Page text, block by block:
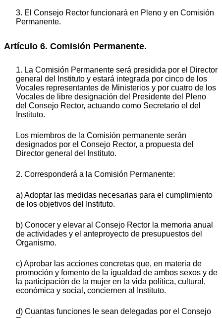
3. El Consejo Rector funcionará en Pleno y en Comisión
Permanente.
Artículo 6. Comisión Permanente.
1. La Comisión Permanente será presidida por el Director
general del Instituto y estará integrada por cinco de los
Vocales representantes de Ministerios y por cuatro de los
Vocales de libre designación del Presidente del Pleno
del Consejo Rector, actuando como Secretario el del
Instituto.
Los miembros de la Comisión permanente serán
designados por el Consejo Rector, a propuesta del
Director general del Instituto.
2. Corresponderá a la Comisión Permanente:
a) Adoptar las medidas necesarias para el cumplimiento
de los objetivos del Instituto.
b) Conocer y elevar al Consejo Rector la memoria anual
de actividades y el anteproyecto de presupuestos del
Organismo.
c) Aprobar las acciones concretas que, en materia de
promoción y fomento de la igualdad de ambos sexos y de
la participación de la mujer en la vida política, cultural,
económica y social, conciernen al Instituto.
d) Cuantas funciones le sean delegadas por el Consejo